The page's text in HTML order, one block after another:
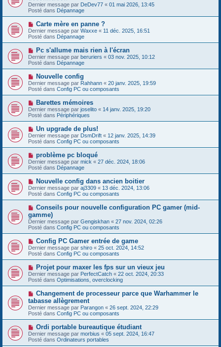
e
s
a
g
e
v
e
a
u
m
e
s
s
a
g
e
Dernier message par DeDev77 « 01 mai 2026, 13:45
Posté dans Dépannage
N
o
u
v
e
a
u
m
e
s
a
g
e
Carte mère en panne ?
Dernier message par Waxxe « 11 déc. 2025, 16:51
Posté dans Dépannage
N
o
u
v
e
a
u
m
e
s
a
g
e
Pc s'allume mais rien à l'écran
Dernier message par beruriers « 03 nov. 2025, 10:12
Posté dans Dépannage
N
o
u
v
e
a
u
m
e
s
s
a
g
Nouvelle config
Dernier message par Rahhann « 20 janv. 2025, 19:59
Posté dans Config PC ou composants
N
o
u
v
e
a
u
m
e
s
s
a
g
e
Barettes mémoires
Dernier message par joselito « 14 janv. 2025, 19:20
Posté dans Périphériques
N
o
u
v
u
m
e
s
a
g
e
Un upgrade de plus!
Dernier message par DsmDrift « 12 janv. 2025, 14:39
Posté dans Config PC ou composants
N
o
u
v
e
a
u
m
e
s
s
a
g
e
problème pc bloqué
Dernier message par mick « 27 déc. 2024, 18:06
Posté dans Dépannage
N
o
u
v
a
u
m
e
s
s
g
e
Nouvelle config dans ancien boitier
Dernier message par aj3309 « 13 déc. 2024, 13:06
Posté dans Config PC ou composants
N
u
v
e
a
u
m
e
s
s
a
g
e
Conseils pour nouvelle configuration PC gamer (mid-
gamme)
Dernier message par Gengiskhan « 27 nov. 2024, 02:26
Posté dans Config PC ou composants
N
o
u
v
e
a
u
m
e
s
s
a
g
e
Config PC Gamer entrée de game
Dernier message par shiro « 25 oct. 2024, 14:52
Posté dans Config PC ou composants
N
o
u
v
a
u
m
e
s
s
g
e
Projet pour maxer les fps sur un vieux jeu
Dernier message par PerfectCatch « 22 oct. 2024, 20:33
Posté dans Optimisations, overclocking
N
o
u
v
e
a
u
m
e
s
Changement de processeur parce que Warhammer le
tabasse allègrement
Dernier message par Parangon « 26 sept. 2024, 22:29
Posté dans Config PC ou composants
N
o
u
v
Ordi portable bureautique étudiant
Dernier message par morbius « 05 sept. 2024, 16:47
Posté dans Ordinateurs portables